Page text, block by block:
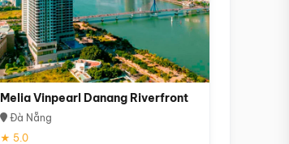
Melia Vinpearl Danang Riverfront
Đà Nẵng
★ 5.0